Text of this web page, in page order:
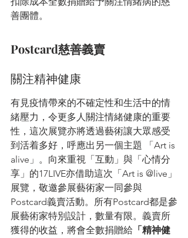
善團體。
Postcard慈善義賣
關注精神健康
有見疫情帶來的不確定性和生活中的情
緒壓力，令更多人關注情緒健康的重要
性，這次展覽亦將透過藝術讓大眾感受
到活着多好，呼應出另一個主題 「Art is
alive」。向來重視「互動」與「心情分
享」的17LIVE亦借助這次「Art is @live」
展覽，敬邀參展藝術家一同參與
Postcard義賣活動。所有Postcard都是參
展藝術家特別設計，數量有限。義賣所
獲得的收益，將會全數捐贈給 「精神健